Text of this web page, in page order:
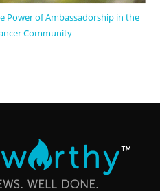
Power of Ambassadorship in the
Community